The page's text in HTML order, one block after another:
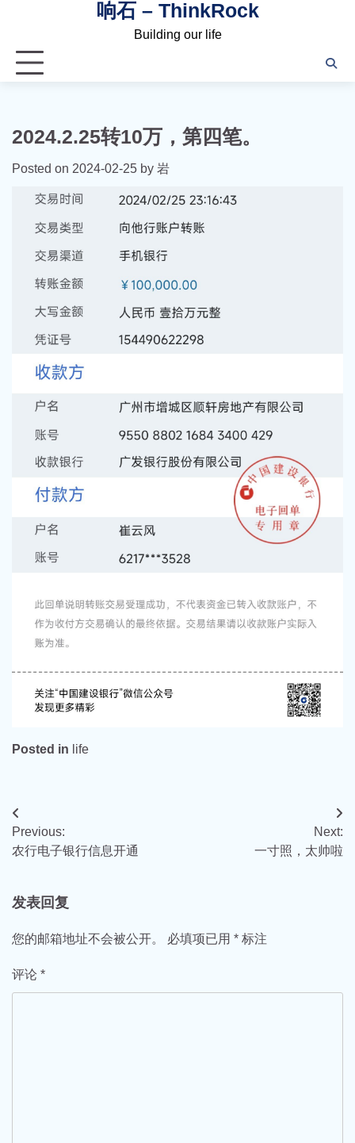
响石 – ThinkRock
Building our life
2024.2.25转10万，第四笔。
Posted on 2024-02-25 by 岩
Posted in life
文
章
航
Previous:
农行电子银行信息开通
Next:
一寸照，太帅啦
发表回复
您的邮箱地址不会被公开。 必填项已用 * 标注
评论 *